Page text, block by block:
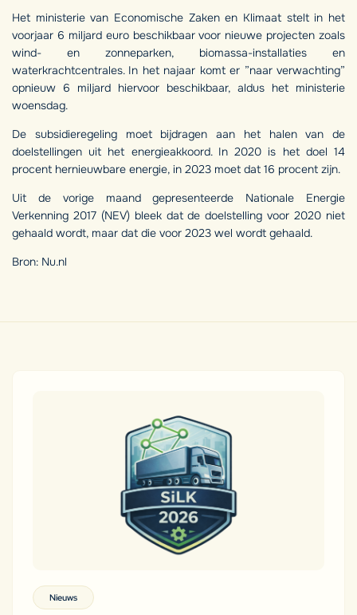
Het ministerie van Economische Zaken en Klimaat stelt in het
voorjaar 6 miljard euro beschikbaar voor nieuwe projecten zoals
wind- en zonneparken, biomassa-installaties en
waterkrachtcentrales. In het najaar komt er ”naar verwachting”
opnieuw 6 miljard hiervoor beschikbaar, aldus het ministerie
woensdag.
De subsidieregeling moet bijdragen aan het halen van de
doelstellingen uit het energieakkoord. In 2020 is het doel 14
procent hernieuwbare energie, in 2023 moet dat 16 procent zijn.
Uit de vorige maand gepresenteerde Nationale Energie
Verkenning 2017 (NEV) bleek dat de doelstelling voor 2020 niet
gehaald wordt, maar dat die voor 2023 wel wordt gehaald.
Bron: Nu.nl
Nieuws